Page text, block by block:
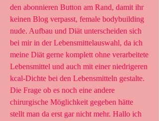
den abonnieren Button am Rand, damit ihr
keinen Blog verpasst, female bodybuilding
nude. Aufbau und Diät unterscheiden sich
bei mir in der Lebensmittelauswahl, da ich
meine Diät gerne komplett ohne verarbeitete
Lebensmittel und auch mit einer niedrigeren
kcal-Dichte bei den Lebensmitteln gestalte.
Die Frage ob es noch eine andere
chirurgische Möglichkeit gegeben hätte
stellt man da erst gar nicht mehr. Hallo ich